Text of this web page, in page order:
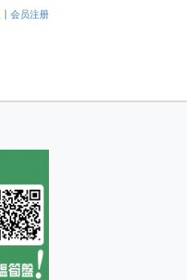
| 会员注册